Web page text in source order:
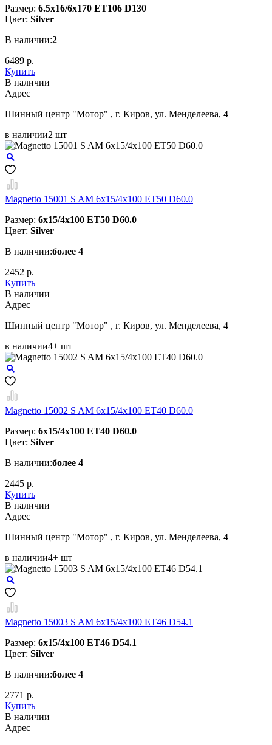
Размер: 6.5x16/6x170 ET106 D130
Цвет: Silver
В наличии:2
6489 р.
Купить
В наличии
Aдрес
Шинный центр "Мотор" , г. Киров, ул. Менделеева, 4
в наличии2 шт
Magnetto 15001 S AM 6x15/4x100 ET50 D60.0
Размер: 6x15/4x100 ET50 D60.0
Цвет: Silver
В наличии:более 4
2452 р.
Купить
В наличии
Aдрес
Шинный центр "Мотор" , г. Киров, ул. Менделеева, 4
в наличии4+ шт
Magnetto 15002 S AM 6x15/4x100 ET40 D60.0
Размер: 6x15/4x100 ET40 D60.0
Цвет: Silver
В наличии:более 4
2445 р.
Купить
В наличии
Aдрес
Шинный центр "Мотор" , г. Киров, ул. Менделеева, 4
в наличии4+ шт
Magnetto 15003 S AM 6x15/4x100 ET46 D54.1
Размер: 6x15/4x100 ET46 D54.1
Цвет: Silver
В наличии:более 4
2771 р.
Купить
В наличии
Aдрес